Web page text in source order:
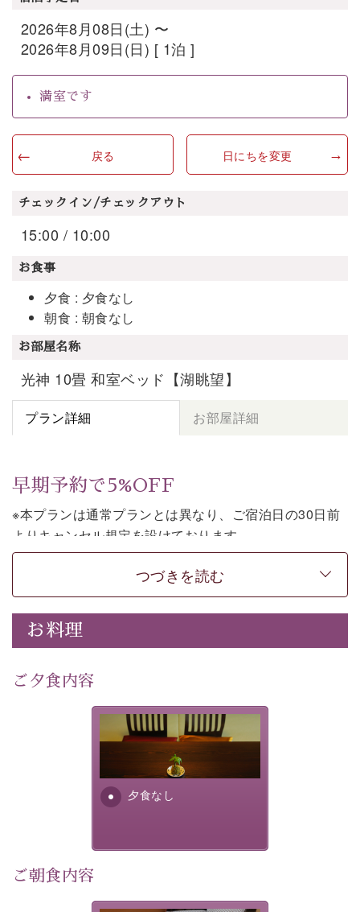
2026年8月08日(土) 〜
2026年8月09日(日) [ 1泊 ]
満室です
戻る 日にちを変更
チェックイン/チェックアウト
15:00 / 10:00
お食事
夕食 : 夕食なし
朝食 : 朝食なし
お部屋名称
光神 10畳 和室ベッド【湖眺望】
プラン詳細 お部屋詳細
早期予約で5%OFF
※本プランは通常プランとは異なり、ご宿泊日の30日前
よりキャンセル規定を設けております。
※本プランは素泊まりのプランです。2食付きでご利用ご
【公式限定価格】早割プラン（30日前
まで）」をご利用ください。
上諏訪温泉しんゆでは、30日前までのご予約で、5%割
意しております。
諏訪湖の穏やかな景色、心身を解きほぐす温泉、そして
温かいおもてなし。ご滞在を楽しみに待つ日々が旅をよ
り特別なものにしてくれます。
早めのご予約で、お得に癒しのひとときをお過ごしくだ
個室料亭、貸切風呂のご利用が可能な上、 安心安全にご
滞在いただけるよう
つづきを読む
お料理
ご夕食内容
夕食なし
夕食なしご夕食を追加される
場合は、二食付きのプランを
お選びくださいませ。
ご朝食内容